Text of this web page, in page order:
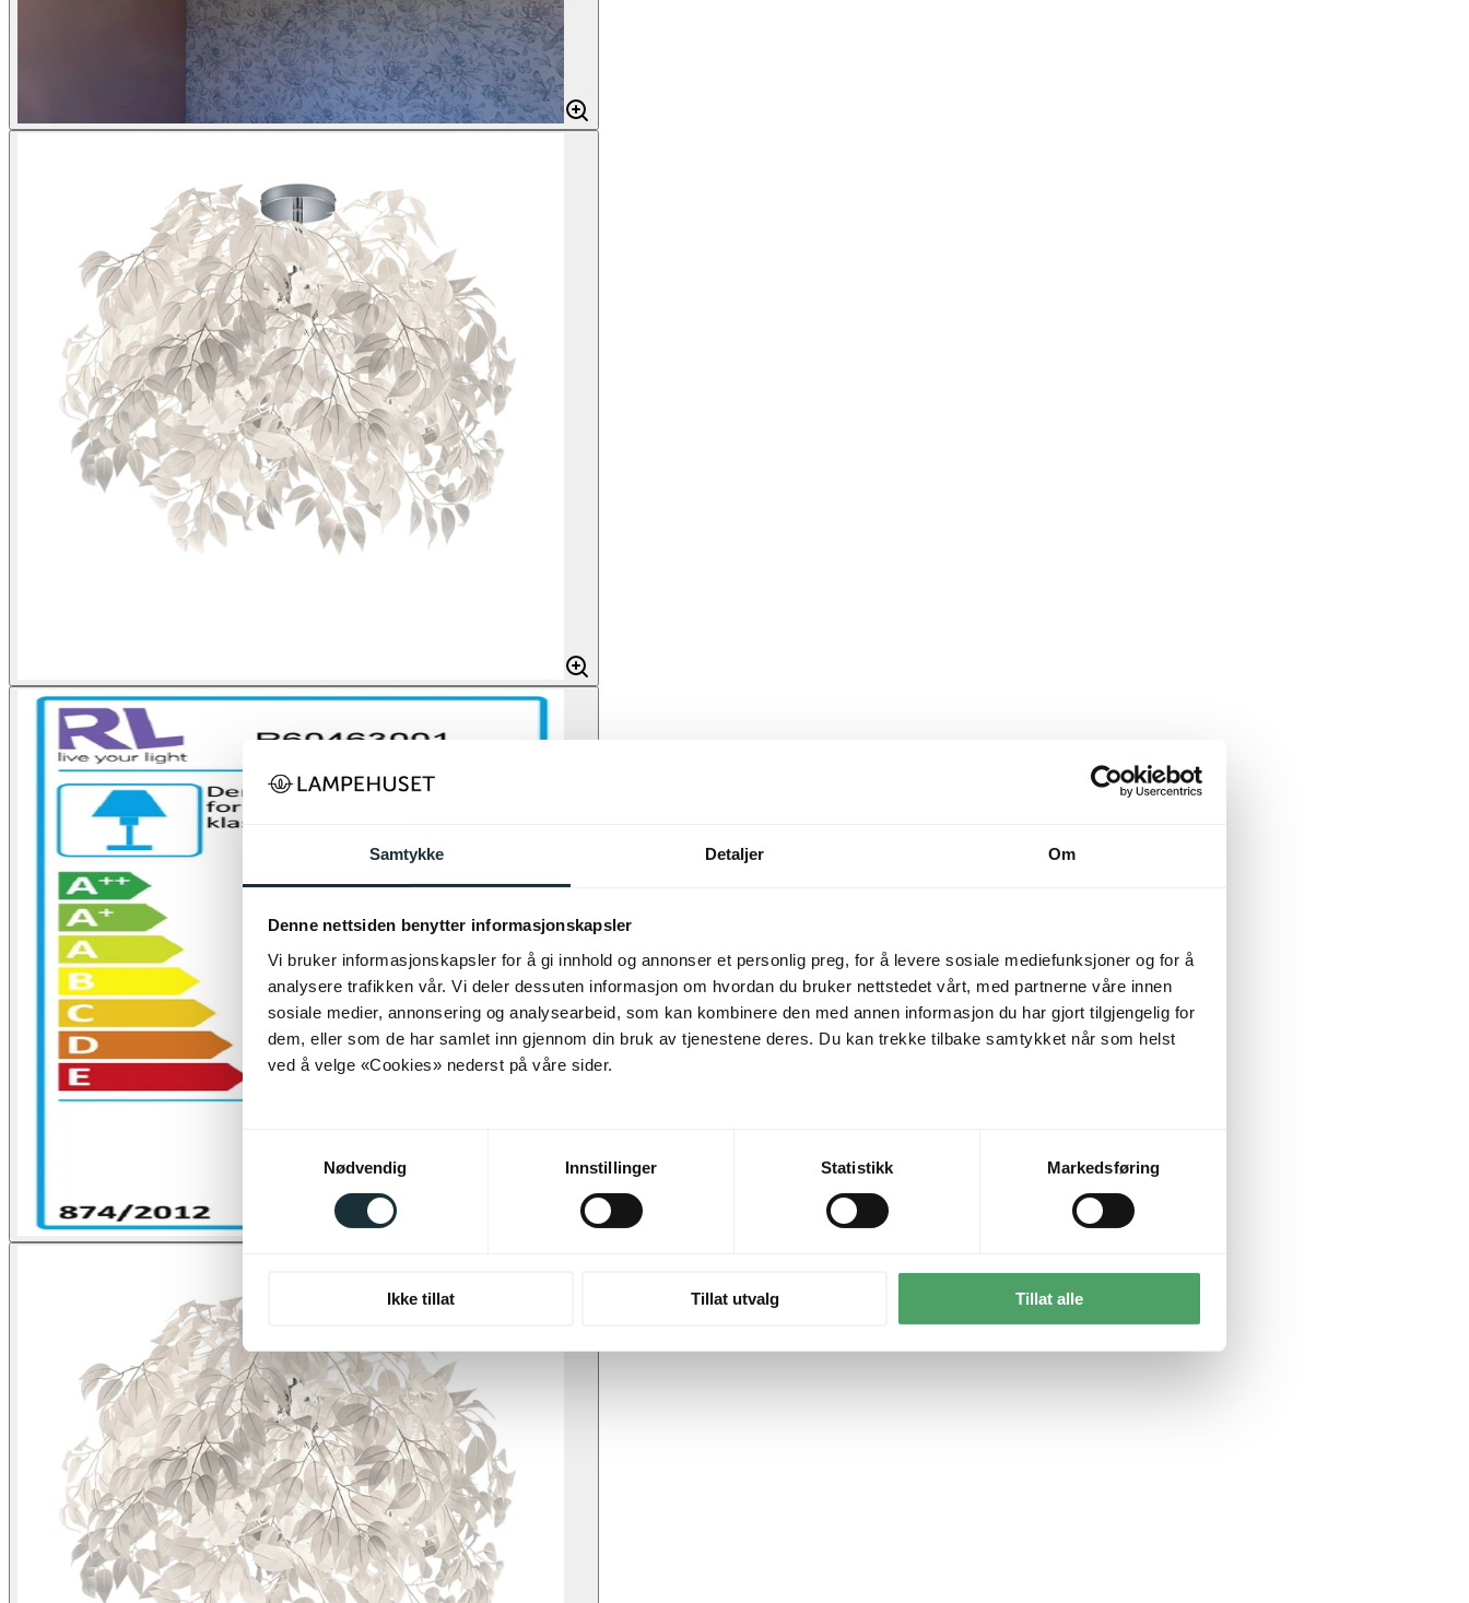
Samtykke Detaljer Om
Denne nettsiden benytter informasjonskapsler
Vi bruker informasjonskapsler for å gi innhold og annonser et personlig preg, for å levere sosiale mediefunksjoner og for å
analysere trafikken vår. Vi deler dessuten informasjon om hvordan du bruker nettstedet vårt, med partnerne våre innen
sosiale medier, annonsering og analysearbeid, som kan kombinere den med annen informasjon du har gjort tilgjengelig for
dem, eller som de har samlet inn gjennom din bruk av tjenestene deres. Du kan trekke tilbake samtykket når som helst
ved å velge «Cookies» nederst på våre sider.
Nødvendig
Innstillinger Statistikk Markedsføring
Ikke tillat Tillat utvalg Tillat alle